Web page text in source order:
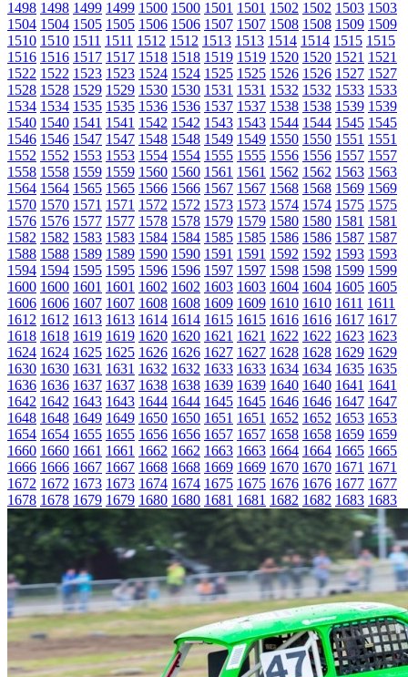
1498 1498 1499 1499 1500 1500 1501 1501 1502 1502 1503 1503
1504 1504 1505 1505 1506 1506 1507 1507 1508 1508 1509 1509
1510 1510 1511 1511 1512 1512 1513 1513 1514 1514 1515 1515
1516 1516 1517 1517 1518 1518 1519 1519 1520 1520 1521 1521
1522 1522 1523 1523 1524 1524 1525 1525 1526 1526 1527 1527
1528 1528 1529 1529 1530 1530 1531 1531 1532 1532 1533 1533
1534 1534 1535 1535 1536 1536 1537 1537 1538 1538 1539 1539
1540 1540 1541 1541 1542 1542 1543 1543 1544 1544 1545 1545
1546 1546 1547 1547 1548 1548 1549 1549 1550 1550 1551 1551
1552 1552 1553 1553 1554 1554 1555 1555 1556 1556 1557 1557
1558 1558 1559 1559 1560 1560 1561 1561 1562 1562 1563 1563
1564 1564 1565 1565 1566 1566 1567 1567 1568 1568 1569 1569
1570 1570 1571 1571 1572 1572 1573 1573 1574 1574 1575 1575
1576 1576 1577 1577 1578 1578 1579 1579 1580 1580 1581 1581
1582 1582 1583 1583 1584 1584 1585 1585 1586 1586 1587 1587
1588 1588 1589 1589 1590 1590 1591 1591 1592 1592 1593 1593
1594 1594 1595 1595 1596 1596 1597 1597 1598 1598 1599 1599
1600 1600 1601 1601 1602 1602 1603 1603 1604 1604 1605 1605
1606 1606 1607 1607 1608 1608 1609 1609 1610 1610 1611 1611
1612 1612 1613 1613 1614 1614 1615 1615 1616 1616 1617 1617
1618 1618 1619 1619 1620 1620 1621 1621 1622 1622 1623 1623
1624 1624 1625 1625 1626 1626 1627 1627 1628 1628 1629 1629
1630 1630 1631 1631 1632 1632 1633 1633 1634 1634 1635 1635
1636 1636 1637 1637 1638 1638 1639 1639 1640 1640 1641 1641
1642 1642 1643 1643 1644 1644 1645 1645 1646 1646 1647 1647
1648 1648 1649 1649 1650 1650 1651 1651 1652 1652 1653 1653
1654 1654 1655 1655 1656 1656 1657 1657 1658 1658 1659 1659
1660 1660 1661 1661 1662 1662 1663 1663 1664 1664 1665 1665
1666 1666 1667 1667 1668 1668 1669 1669 1670 1670 1671 1671
1672 1672 1673 1673 1674 1674 1675 1675 1676 1676 1677 1677
1678 1678 1679 1679 1680 1680 1681 1681 1682 1682 1683 1683